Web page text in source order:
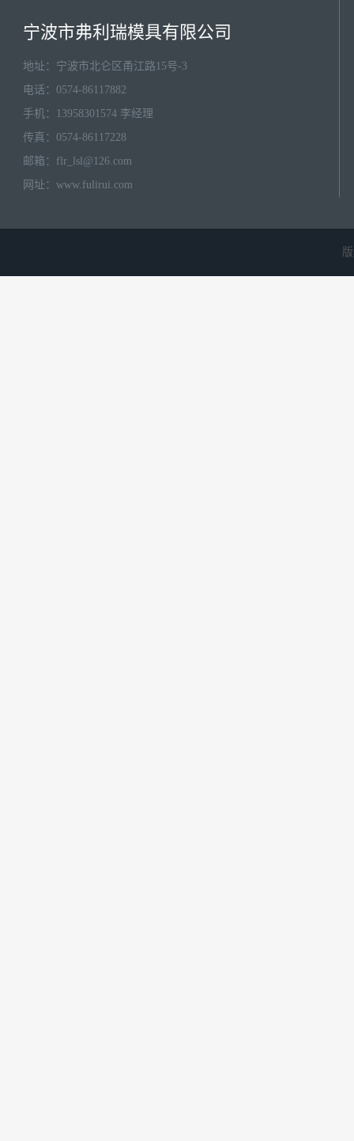
宁波市弗利瑞模具有限公司
地址：宁波市北仑区甬江路15号-3
电话：0574-86117882
手机：13958301574 李经理
传真：0574-86117228
邮箱： flr_lsl@126.com
网址： www.fulirui.com